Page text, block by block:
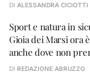
DI ALESSANDRA CICIOTTI
Sport e natura in
Gioia dei Marsi ora
anche dove non
DI REDAZIONE ABRUZZO